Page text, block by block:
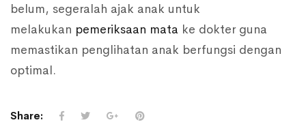
belum, segeralah ajak anak untuk
melakukan pemeriksaan mata ke dokter guna
memastikan penglihatan anak berfungsi dengan
optimal.
Share: